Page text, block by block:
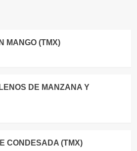
MANGO (TMX)
DE MANZANA Y
CONDESADA (TMX)